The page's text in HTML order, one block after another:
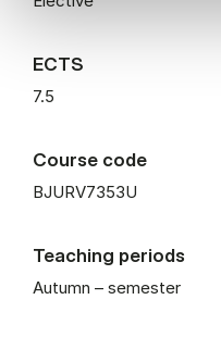
ECTS
7.5
Course code
BJURV7353U
Teaching periods
Autumn – semester